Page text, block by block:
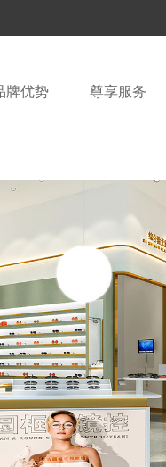
牌优势 尊享服务